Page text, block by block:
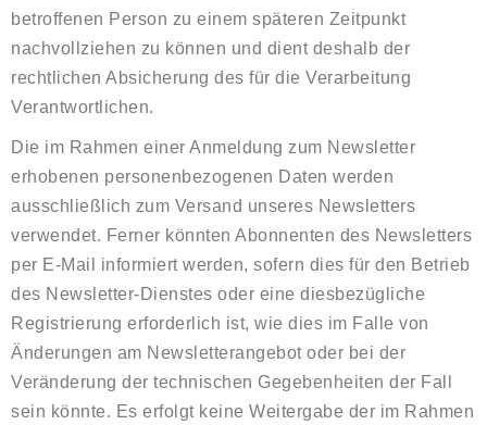
betroffenen Person zu einem späteren Zeitpunkt
nachvollziehen zu können und dient deshalb der
rechtlichen Absicherung des für die Verarbeitung
Verantwortlichen.
Die im Rahmen einer Anmeldung zum Newsletter
erhobenen personenbezogenen Daten werden
ausschließlich zum Versand unseres Newsletters
verwendet. Ferner könnten Abonnenten des Newsletters
per E-Mail informiert werden, sofern dies für den Betrieb
des Newsletter-Dienstes oder eine diesbezügliche
Registrierung erforderlich ist, wie dies im Falle von
Änderungen am Newsletterangebot oder bei der
Veränderung der technischen Gegebenheiten der Fall
sein könnte. Es erfolgt keine Weitergabe der im Rahmen